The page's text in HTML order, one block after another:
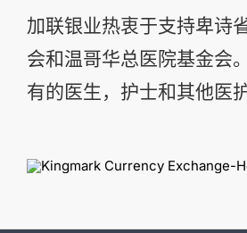
加联银业热衷于支持卑诗
会和温哥华总医院基金会
有的医生，护士和其他医